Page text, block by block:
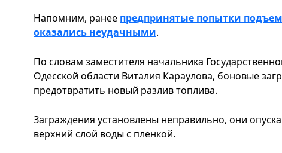
Напомним, ранее предпринятые попытки
оказались неудачными.
По словам заместителя начальника
Одесской области Виталия Караулова, боновые
предотвратить новый разлив топлива.
Заграждения установлены неправильно, они
верхний слой воды с пленкой.